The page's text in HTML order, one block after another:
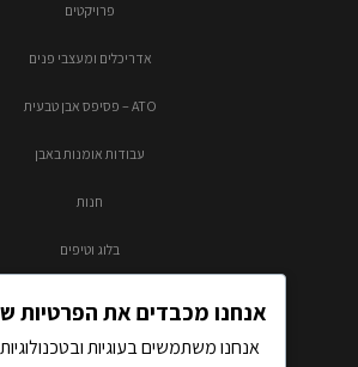
פרויקטים
אדריכלים ומעצבי פנים
ATO – פסיפס אבן טבעית
עבודות אומנות באבן
חנות
בלוג וטיפים
אנחנו מכבדים את הפרטיות
אנחנו משתמשים בעוגיות